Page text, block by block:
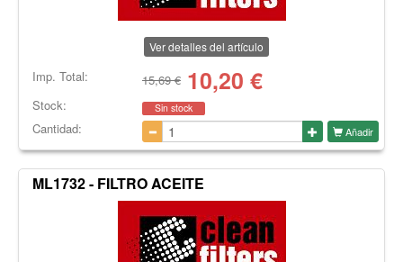
Ver detalles del artículo
Imp. Total: 15,69 € 10,20 €
Stock: Sin stock
Cantidad: Añadir
ML1732 - FILTRO ACEITE